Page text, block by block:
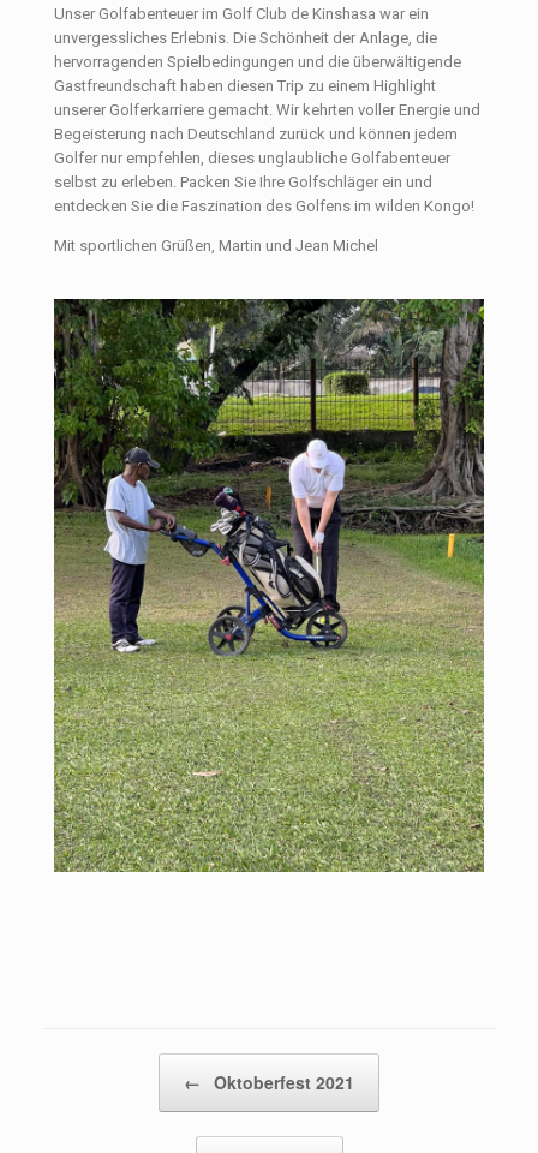
Unser Golfabenteuer im Golf Club de Kinshasa war ein
unvergessliches Erlebnis. Die Schönheit der Anlage, die
hervorragenden Spielbedingungen und die überwältigende
Gastfreundschaft haben diesen Trip zu einem Highlight
unserer Golferkarriere gemacht. Wir kehrten voller Energie und
Begeisterung nach Deutschland zurück und können jedem
Golfer nur empfehlen, dieses unglaubliche Golfabenteuer
selbst zu erleben. Packen Sie Ihre Golfschläger ein und
entdecken Sie die Faszination des Golfens im wilden Kongo!
Mit sportlichen Grüßen, Martin und Jean Michel
← Oktoberfest 2021